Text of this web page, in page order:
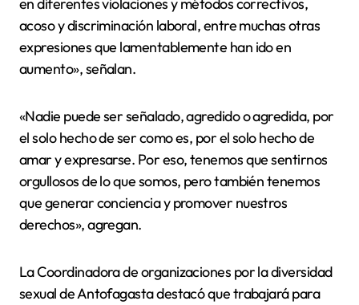
en diferentes violaciones y métodos correctivos,
acoso y discriminación laboral, entre muchas otras
expresiones que lamentablemente han ido en
aumento», señalan.
«Nadie puede ser señalado, agredido o agredida, por
el solo hecho de ser como es, por el solo hecho de
amar y expresarse. Por eso, tenemos que sentirnos
orgullosos de lo que somos, pero también tenemos
que generar conciencia y promover nuestros
derechos», agregan.
La Coordinadora de organizaciones por la diversidad
sexual de Antofagasta destacó que trabajará para